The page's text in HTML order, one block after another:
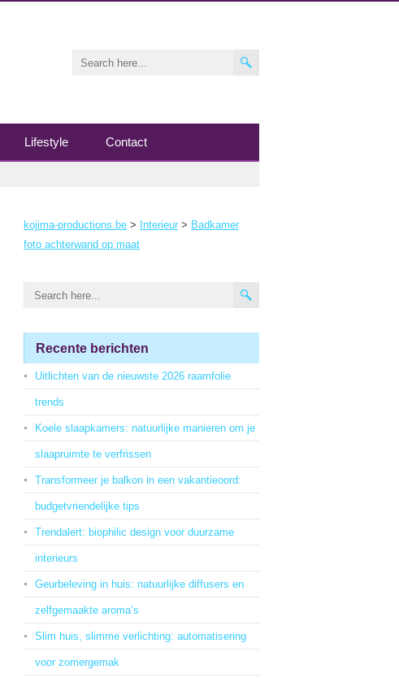
Lifestyle Contact
kojima-productions.be > Interieur > Badkamer
foto achterwand op maat
Recente berichten
Uitlichten van de nieuwste 2026 raamfolie
trends
Koele slaapkamers: natuurlijke manieren om je
slaapruimte te verfrissen
Transformeer je balkon in een vakantieoord:
budgetvriendelijke tips
Trendalert: biophilic design voor duurzame
interieurs
Geurbeleving in huis: natuurlijke diffusers en
zelfgemaakte aroma’s
Slim huis, slimme verlichting: automatisering
voor zomergemak